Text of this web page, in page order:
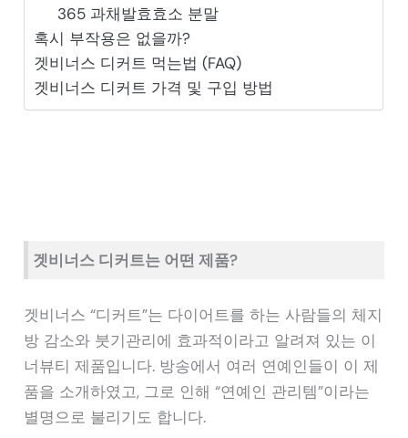
365 과채발효효소 분말
혹시 부작용은 없을까?
겟비너스 디커트 먹는법 (FAQ)
겟비너스 디커트 가격 및 구입 방법
겟비너스 디커트는 어떤 제품?
겟비너스 “디커트”는 다이어트를 하는 사람들의 체지
방 감소와 붓기관리에 효과적이라고 알려져 있는 이
너뷰티 제품입니다. 방송에서 여러 연예인들이 이 제
품을 소개하였고, 그로 인해 “연예인 관리템”이라는
별명으로 불리기도 합니다.